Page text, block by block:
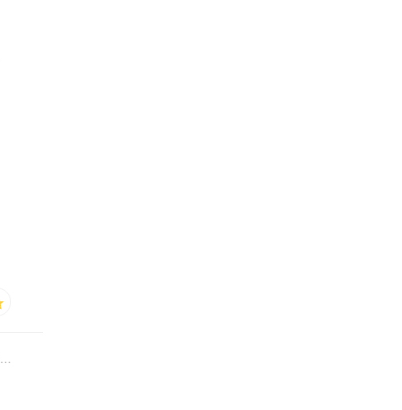
下一篇：对冲基金创始人：今年大部分数字货币对冲基金会关门